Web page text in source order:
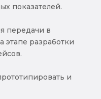
показателей.
передачи в
этапе разработки
и